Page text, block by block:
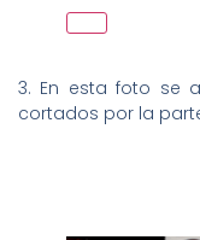
3. En esta foto se
cortados por la